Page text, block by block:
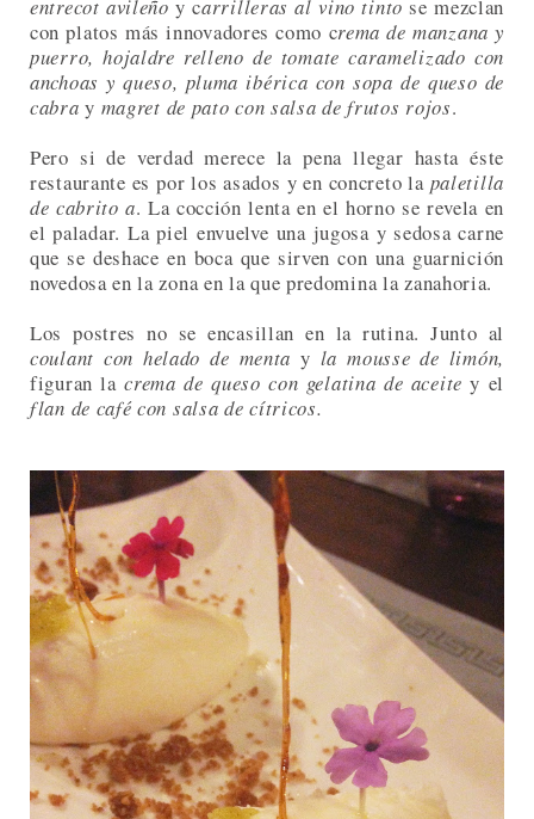
entrecot avileñoy carrilleras al vino tinto se mezclan
con platos más innovadores como crema de manzana y
puerro, hojaldre relleno de tomate caramelizado con
anchoas y queso, pluma ibérica con sopa de queso de
cabray magret de pato con salsa de frutos rojos.
Pero si de verdad merece la pena llegar hasta éste
restaurante es por los asados y en concreto la paletilla
de cabrito a. La cocción lenta en el horno se revela en
el paladar. La piel envuelve una jugosa y sedosa carne
que se deshace en boca que sirven con una guarnición
novedosa en la zona en la que predomina la zanahoria.
Los postres no se encasillan en la rutina. Junto al
coulant con helado de mentay la mousse de limón,
figuran lacrema de queso con gelatina de aceitey el
flan de café con salsa de cítricos.